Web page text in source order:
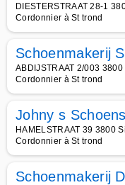
DIESTERSTRAAT 28-1
Cordonnier à St trond
Schoenmakerij
ABDIJSTRAAT 2/003
Cordonnier à St trond
Johny s
HAMELSTRAAT 39 3800
Cordonnier à St trond
Schoenmakerij